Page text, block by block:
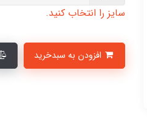
سایز را انتخاب کنید.